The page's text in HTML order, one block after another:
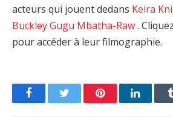
acteurs qui jouent dedans Keira
BuckleyGugu Mbatha-Raw.
pour accéder à leur filmographie.
FacebookTwitter Pinterest